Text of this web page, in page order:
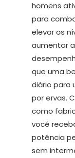
homens
para
elevar os
aumentar
que uma
diário para
por ervas.
como
você
potência
sem